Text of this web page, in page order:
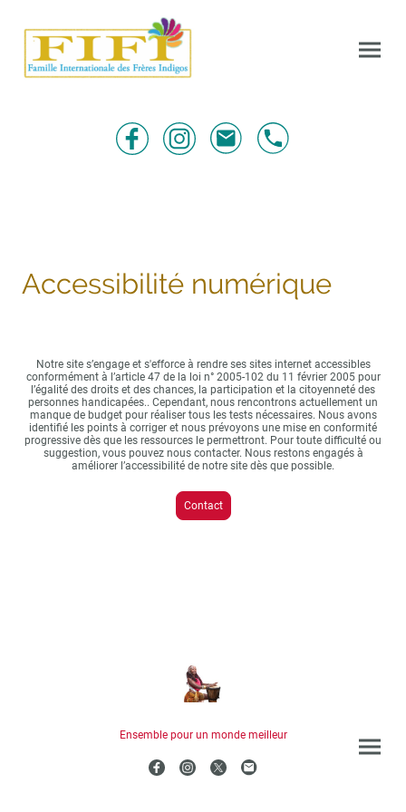
Accessibilité numérique
Notre site s’engage et s'efforce à rendre ses sites internet accessibles
conformément à l’article 47 de la loi n° 2005-102 du 11 février 2005 pour
l’égalité des droits et des chances, la participation et la citoyenneté des
personnes handicapées.. Cependant, nous rencontrons actuellement un
manque de budget pour réaliser tous les tests nécessaires. Nous avons
identifié les points à corriger et nous prévoyons une mise en conformité
progressive dès que les ressources le permettront. Pour toute difficulté ou
suggestion, vous pouvez nous contacter. Nous restons engagés à
améliorer l’accessibilité de notre site dès que possible.
Contact
Ensemble pour un monde meilleur